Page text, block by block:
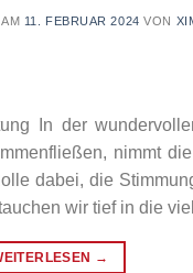
11. FEBRUAR 2024 VON
In der
nimmt
dabei, die
wir tief in die
→